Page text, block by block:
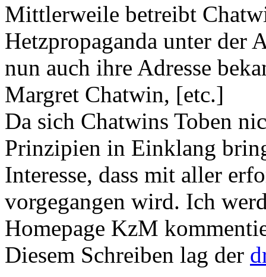
Mittlerweile betreibt
Hetzpropaganda unter der
nun auch ihre Adresse
Margret Chatwin, [etc.]
Da sich Chatwins Toben
Prinzipien in Einklang
Interesse, dass mit aller
vorgegangen wird. Ich
Homepage KzM
Diesem Schreiben lag der